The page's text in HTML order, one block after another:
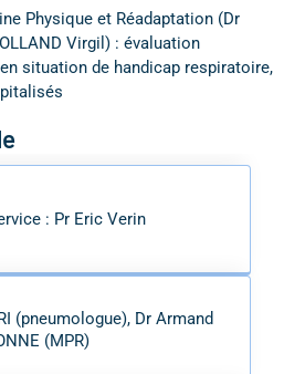
Physique et Réadaptation (Dr
Virgil) : évaluation
situation de handicap respiratoire,
: Pr Eric Verin
(pneumologue), Dr Armand
(MPR)